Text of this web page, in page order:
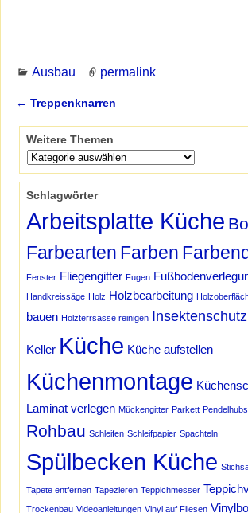
Ausbau permalink
← Treppenknarren
Weitere Themen
Schlagwörter
Arbeitsplatte Küche
Farbearten Farben
Fenster Fliegengitter Fugen
Handkreissäge Holz Holzbearbeitung
bauen Holzterrsasse reinigen Insektenschutz
Keller Küche Küche aufstellen
Küchenmontage
Laminat verlegen Mückengitter Parkett
Rohbau Schleifen Schleifpapier Spachteln
Spülbecken Küche
Tapete entfernen Tapezieren Teppichmesser
Trockenbau Videoanleitungen Vinyl auf Fliesen